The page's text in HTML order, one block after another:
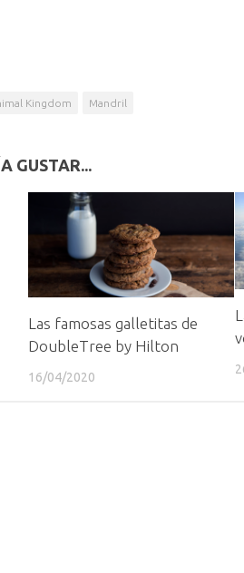
Kingdom Mandril
GUSTAR...
Las famosas galletitas de
DoubleTree by Hilton
16/04/2020